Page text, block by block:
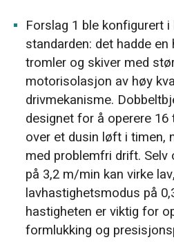
Forslag 1 ble konfigurert
standarden: det hadde
tromler og skiver med
motorisolasjon av høy
drivmekanisme.
designet for å operere
over et dusin løft i timen,
med problemfri drift.
på 3,2 m/min kan virke
lavhastighetsmodus på
hastigheten er viktig for
formlukking og